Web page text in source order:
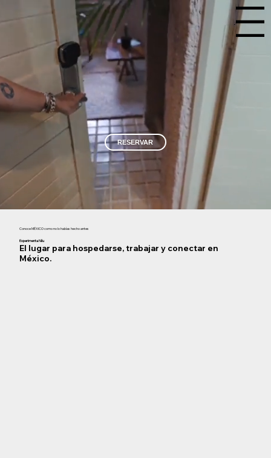
Menu
RESERVAR
Conoce MÉXICO ​como no lo habías hecho antes
Experimenta Nílu
El lugar para hospedarse, trabajar y conectar en
México.